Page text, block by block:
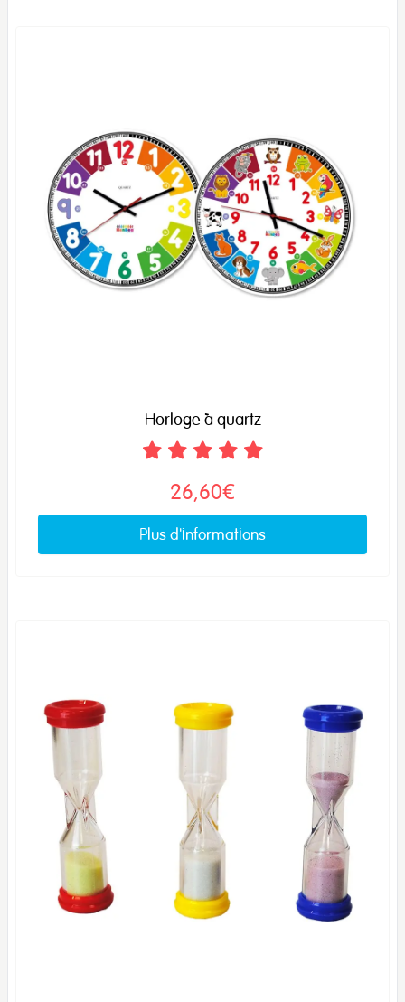
Horloge à quartz
26,60€
Plus d'informations